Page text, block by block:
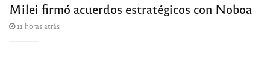
Milei firmó acuerdos estratégicos con Noboa
11 horas atrás